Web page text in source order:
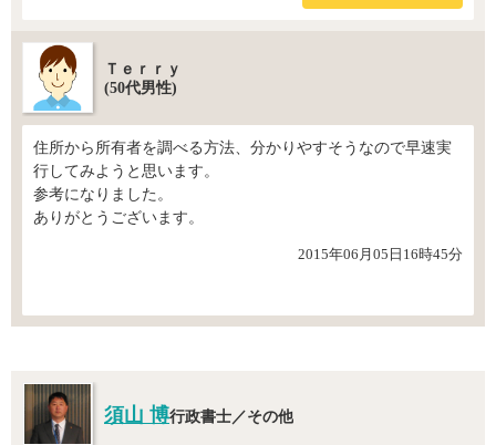
Ｔｅｒｒｙ
(50代男性)
住所から所有者を調べる方法、分かりやすそうなので早速実
行してみようと思います。
参考になりました。
ありがとうございます。
2015年06月05日16時45分
須山 博行政書士／その他